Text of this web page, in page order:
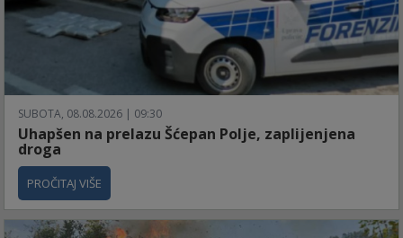
SUBOTA, 08.08.2026 | 09:30
Uhapšen na prelazu Šćepan Polje, zaplijenjena
droga
PROČITAJ VIŠE